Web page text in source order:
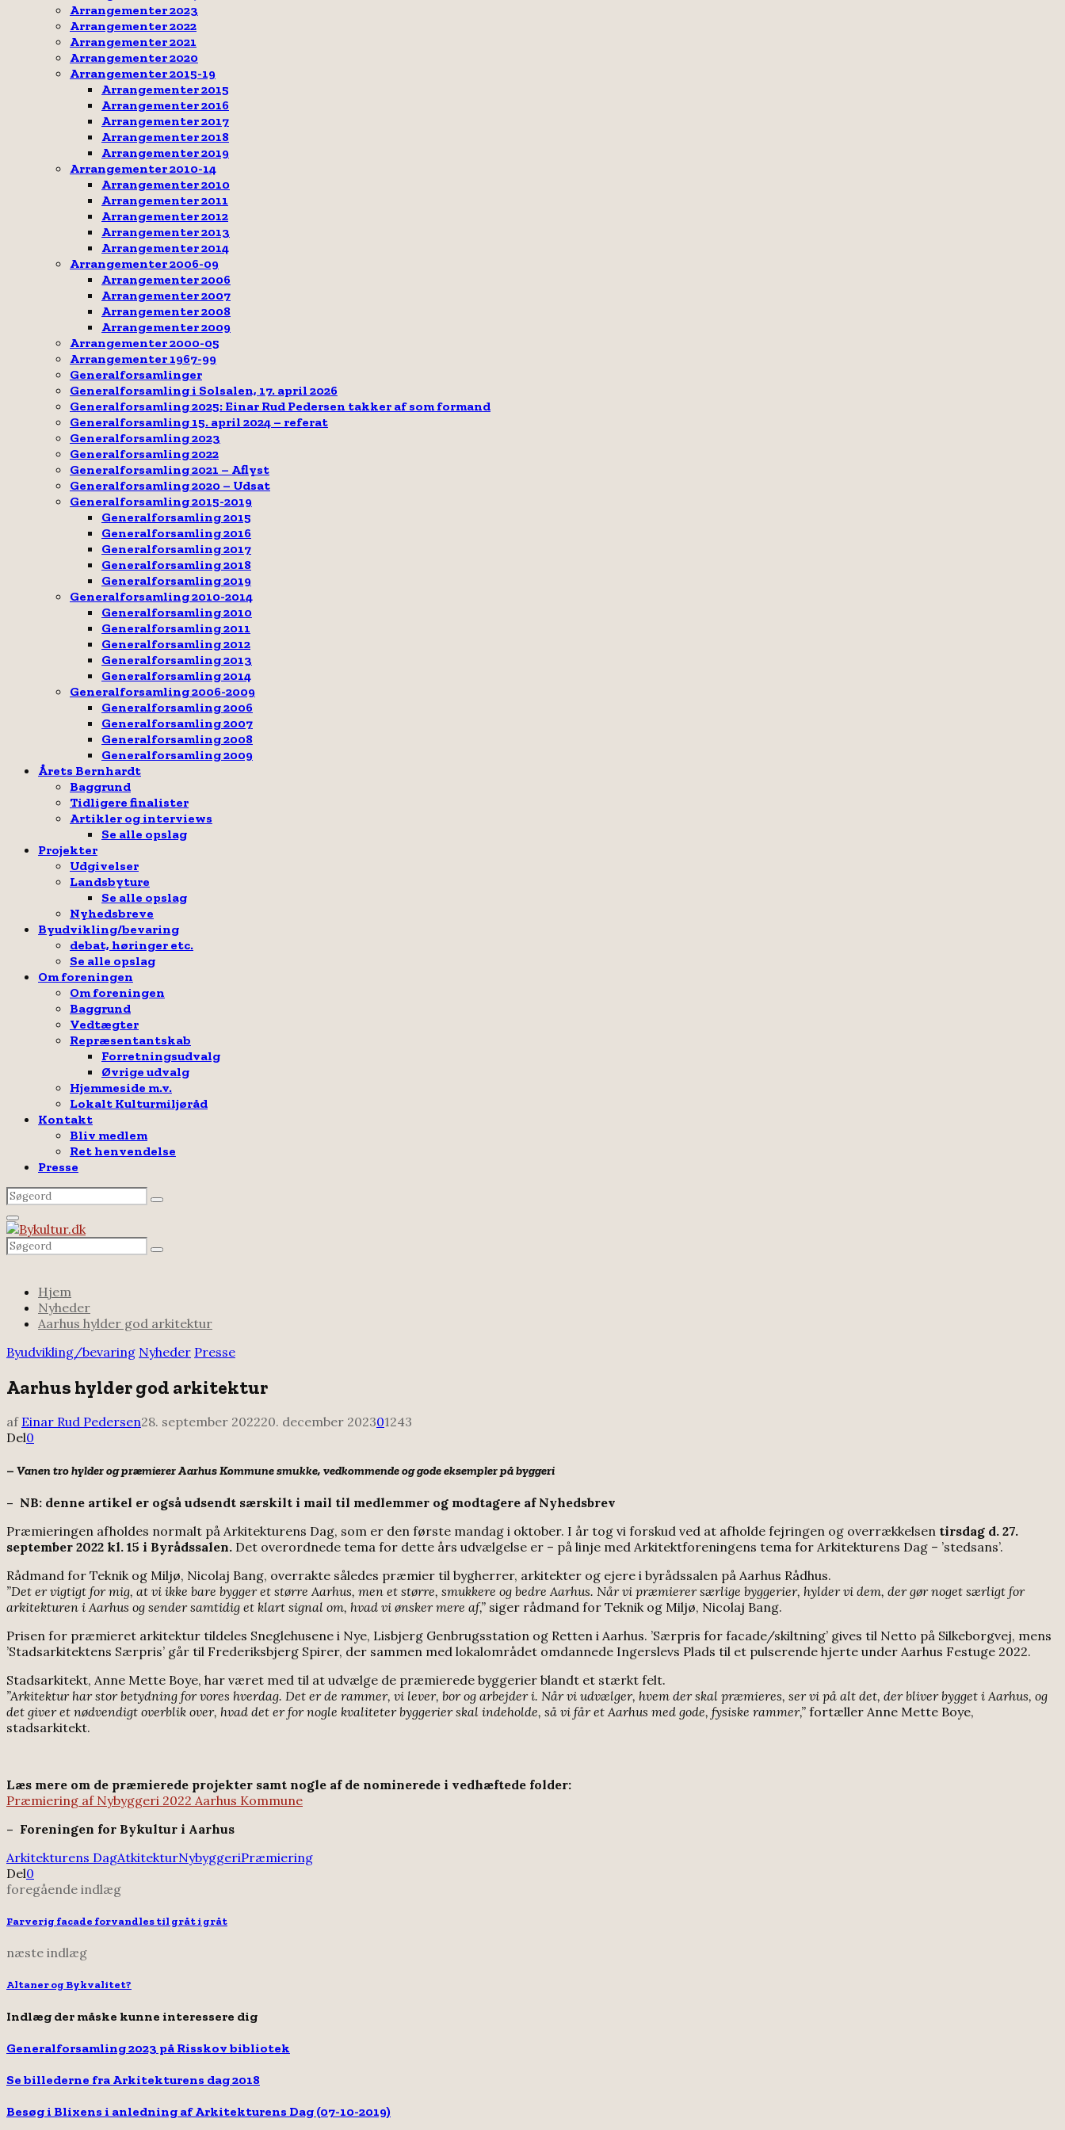
Arrangementer 2023
Arrangementer 2022
Arrangementer 2021
Arrangementer 2020
Arrangementer 2015-19
Arrangementer 2015
Arrangementer 2016
Arrangementer 2017
Arrangementer 2018
Arrangementer 2019
Arrangementer 2010-14
Arrangementer 2010
Arrangementer 2011
Arrangementer 2012
Arrangementer 2013
Arrangementer 2014
Arrangementer 2006-09
Arrangementer 2006
Arrangementer 2007
Arrangementer 2008
Arrangementer 2009
Arrangementer 2000-05
Arrangementer 1967-99
Generalforsamlinger
Generalforsamling i Solsalen, 17. april 2026
Generalforsamling 2025: Einar Rud Pedersen takker af som formand
Generalforsamling 15. april 2024 – referat
Generalforsamling 2023
Generalforsamling 2022
Generalforsamling 2021 – Aflyst
Generalforsamling 2020 – Udsat
Generalforsamling 2015-2019
Generalforsamling 2015
Generalforsamling 2016
Generalforsamling 2017
Generalforsamling 2018
Generalforsamling 2019
Generalforsamling 2010-2014
Generalforsamling 2010
Generalforsamling 2011
Generalforsamling 2012
Generalforsamling 2013
Generalforsamling 2014
Generalforsamling 2006-2009
Generalforsamling 2006
Generalforsamling 2007
Generalforsamling 2008
Generalforsamling 2009
Årets Bernhardt
Baggrund
Tidligere finalister
Artikler og interviews
Se alle opslag
Projekter
Udgivelser
Landsbyture
Se alle opslag
Nyhedsbreve
Byudvikling/bevaring
debat, høringer etc.
Se alle opslag
Om foreningen
Om foreningen
Baggrund
Vedtægter
Repræsentantskab
Forretningsudvalg
Øvrige udvalg
Hjemmeside m.v.
Lokalt Kulturmiljøråd
Kontakt
Bliv medlem
Ret henvendelse
Presse
Search
for:
Search
Facebook
Email
Rss
Primary
Menu
Search
for:
Search
Hjem
Nyheder
Aarhus hylder god arkitektur
Byudvikling/bevaring Nyheder Presse
Aarhus hylder god arkitektur
af Einar Rud Pedersen28. september 202220. december 202301243
Del0
– Vanen tro hylder og præmierer Aarhus Kommune smukke, vedkommende og gode eksempler på byggeri
– NB: denne artikel er også udsendt særskilt i mail til medlemmer og modtagere af Nyhedsbrev
Præmieringen afholdes normalt på Arkitekturens Dag, som er den første mandag i oktober. I år tog vi forskud ved at afholde fejringen og overrækkelsen tirsdag d. 27.
september 2022 kl. 15 i Byrådssalen. Det overordnede tema for dette års udvælgelse er – på linje med Arkitektforeningens tema for Arkitekturens Dag – ’stedsans’.
Rådmand for Teknik og Miljø, Nicolaj Bang, overrakte således præmier til bygherrer, arkitekter og ejere i byrådssalen på Aarhus Rådhus.
”Det er vigtigt for mig, at vi ikke bare bygger et større Aarhus, men et større, smukkere og bedre Aarhus. Når vi præmierer særlige byggerier, hylder vi dem, der gør noget særligt for
arkitekturen i Aarhus og sender samtidig et klart signal om, hvad vi ønsker mere af,” siger rådmand for Teknik og Miljø, Nicolaj Bang.
Prisen for præmieret arkitektur tildeles Sneglehusene i Nye, Lisbjerg Genbrugsstation og Retten i Aarhus. ’Særpris for facade/skiltning’ gives til Netto på Silkeborgvej, mens
’Stadsarkitektens Særpris’ går til Frederiksbjerg Spirer, der sammen med lokalområdet omdannede Ingerslevs Plads til et pulserende hjerte under Aarhus Festuge 2022.
Stadsarkitekt, Anne Mette Boye, har været med til at udvælge de præmierede byggerier blandt et stærkt felt.
”Arkitektur har stor betydning for vores hverdag. Det er de rammer, vi lever, bor og arbejder i. Når vi udvælger, hvem der skal præmieres, ser vi på alt det, der bliver bygget i Aarhus, og
det giver et nødvendigt overblik over, hvad det er for nogle kvaliteter byggerier skal indeholde, så vi får et Aarhus med gode, fysiske rammer,” fortæller Anne Mette Boye,
stadsarkitekt.
Læs mere om de præmierede projekter samt nogle af de nominerede i vedhæftede folder:
Præmiering af Nybyggeri 2022 Aarhus Kommune
– Foreningen for Bykultur i Aarhus
Arkitekturens DagAtkitekturNybyggeriPræmiering
Del0
foregående indlæg
Farverig facade forvandles til gråt i gråt
næste indlæg
Altaner og Bykvalitet?
Indlæg der måske kunne interessere dig
Generalforsamling 2023 på Risskov bibliotek
Se billederne fra Arkitekturens dag 2018
Besøg i Blixens i anledning af Arkitekturens Dag (07-10-2019)